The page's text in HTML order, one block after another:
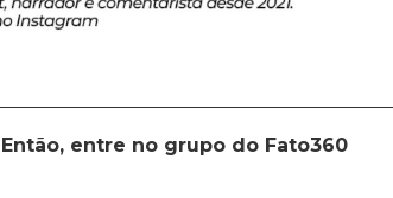
entre no grupo do Fato360